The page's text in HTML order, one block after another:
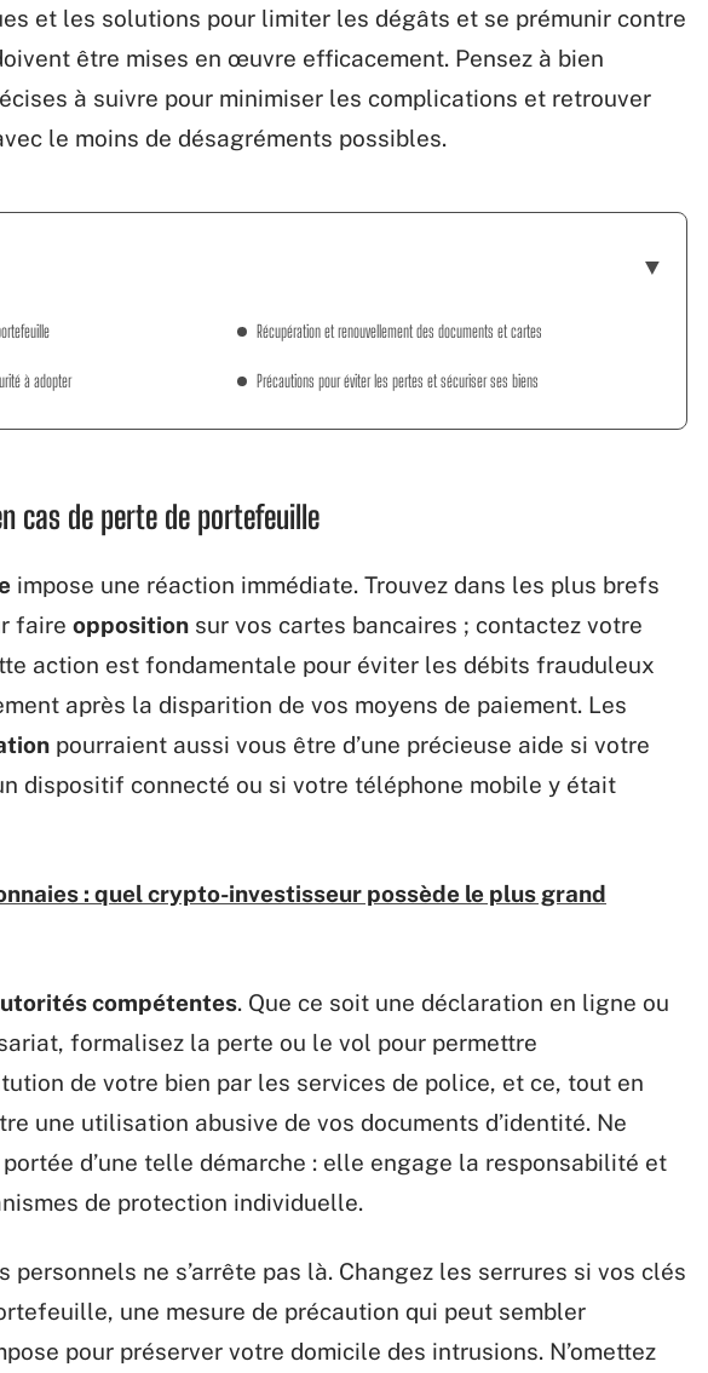
et les solutions pour limiter les dégâts et se prémunir contre
être mises en œuvre efficacement. Pensez à bien
à suivre pour minimiser les complications et retrouver
le moins de désagréments possibles.
à adopter
Récupération et renouvellement des documents et cartes
Précautions pour éviter les pertes et sécuriser ses biens
cas de perte de portefeuille
impose une réaction immédiate. Trouvez dans les plus brefs
faire opposition sur vos cartes bancaires ; contactez votre
action est fondamentale pour éviter les débits frauduleux
après la disparition de vos moyens de paiement. Les
pourraient aussi vous être d’une précieuse aide si votre
dispositif connecté ou si votre téléphone mobile y était
: quel crypto-investisseur possède le plus grand
compétentes. Que ce soit une déclaration en ligne ou
formalisez la perte ou le vol pour permettre
de votre bien par les services de police, et ce, tout en
une utilisation abusive de vos documents d’identité. Ne
d’une telle démarche : elle engage la responsabilité et
de protection individuelle.
personnels ne s’arrête pas là. Changez les serrures si vos clés
une mesure de précaution qui peut sembler
pour préserver votre domicile des intrusions. N’omettez